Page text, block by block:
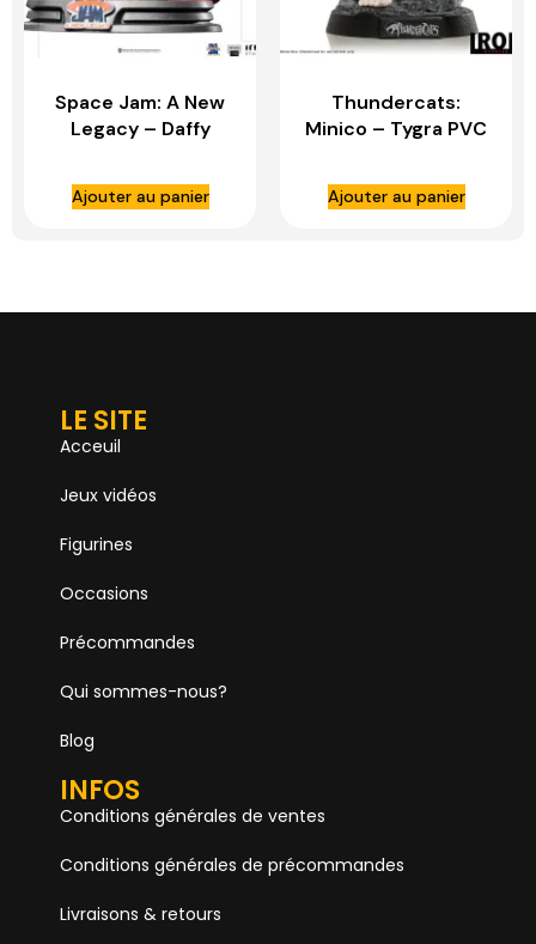
Space Jam: A New
Legacy – Daffy
Scale Statue – IRON
STUDIOS
Ajouter au panier
Thundercats:
Minico – Tygra PVC
STUDIOS
Ajouter au panier
LE SITE
Acceuil
Jeux vidéos
Figurines
Occasions
Précommandes
Qui sommes-nous?
Blog
INFOS
Conditions générales de ventes
Conditions générales de précommandes
Livraisons & retours